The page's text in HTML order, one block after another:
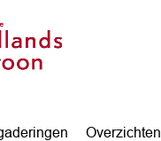
Overzichten